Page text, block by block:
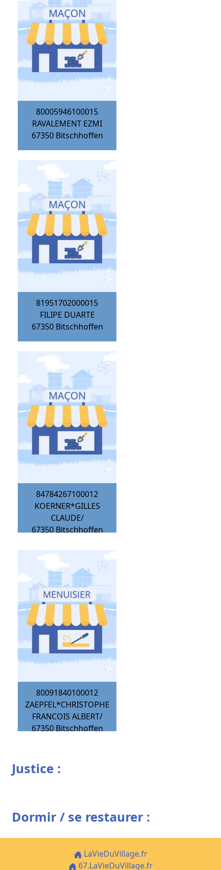
80005946100015
RAVALEMENT EZMI
67350 Bitschhoffen
81951702000015
FILIPE DUARTE
67350 Bitschhoffen
84784267100012
KOERNER*GILLES
CLAUDE/
67350 Bitschhoffen
80091840100012
ZAEPFEL*CHRISTOPHE
FRANCOIS ALBERT/
67350 Bitschhoffen
Justice :
Dormir / se restaurer :
LaVieDuVillage.fr
67.LaVieDuVillage.fr